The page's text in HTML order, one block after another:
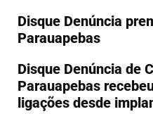
Disque Denúncia
Parauapebas
Disque Denúncia de
Parauapebas
ligações desde